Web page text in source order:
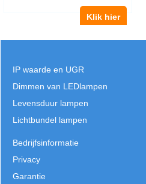
Klik hier
IP waarde en UGR
Dimmen van LEDlampen
Levensduur lampen
Lichtbundel lampen
Bedrijfsinformatie
Privacy
Garantie